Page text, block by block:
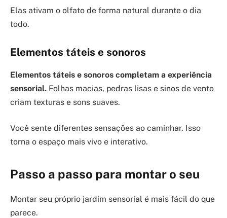
Elas ativam o olfato de forma natural durante o dia
todo.
Elementos táteis e sonoros
Elementos táteis e sonoros completam a experiência
sensorial. Folhas macias, pedras lisas e sinos de vento
criam texturas e sons suaves.
Você sente diferentes sensações ao caminhar. Isso
torna o espaço mais vivo e interativo.
Passo a passo para montar o seu
Montar seu próprio jardim sensorial é mais fácil do que
parece.